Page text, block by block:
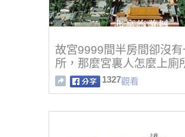
故宮9999間半房間卻沒有
所，那麼宮裏人怎麼上廁
1327觀看